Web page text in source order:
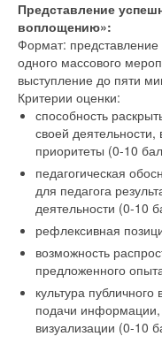
Представление
воплощению»:
Формат:
одного массового
выступление до пяти
Критерии оценки:
способность
своей
приоритеты (0-10
педагогическая
для педагога
деятельности (0-10
рефлексивная
возможность
предложенного
культура
подачи информации,
визуализации (0-10